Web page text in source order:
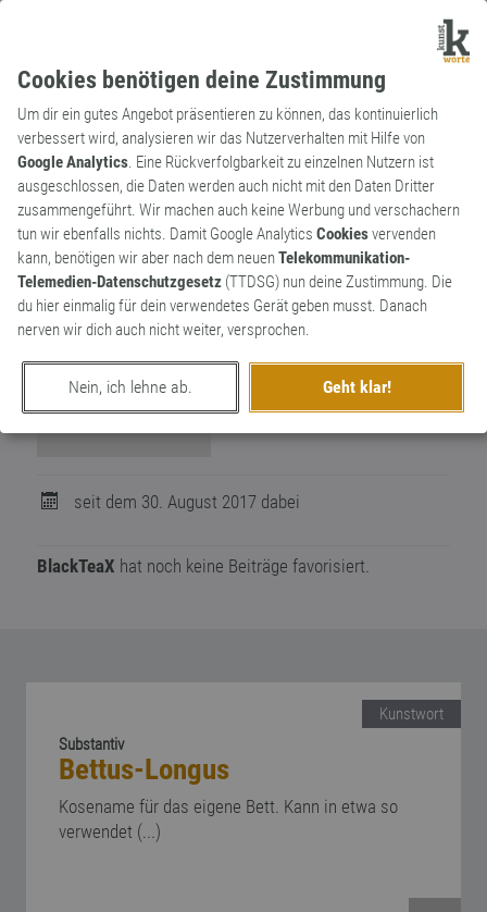
Cookies benötigen deine Zustimmung
Um dir ein gutes Angebot präsentieren zu können, das kontinuierlich
verbessert wird, analysieren wir das Nutzerverhalten mit Hilfe von
Google Analytics. Eine Rückverfolgbarkeit zu einzelnen Nutzern ist
ausgeschlossen, die Daten werden auch nicht mit den Daten Dritter
zusammengeführt. Wir machen auch keine Werbung und verschachern
tun wir ebenfalls nichts. Damit Google Analytics Cookiesvervenden
kann, benötigen wir aber nach dem neuenTelekommunikation-
Telemedien-Datenschutzgesetz (TTDSG) nun deine Zustimmung. Die
du hier einmalig für dein verwendetes Gerät geben musst. Danach
nerven wir dich auch nicht weiter, versprochen.
Nein, ich lehne ab. Geht klar!
Wortkünstler
BlackTeaX
5
1
seit dem 30. August 2017 dabei
BlackTeaX hat noch keine Beiträge favorisiert.
Kunstwort
Substantiv
Bettus-Longus
Kosename für das eigene Bett. Kann in etwa so
verwendet (...)